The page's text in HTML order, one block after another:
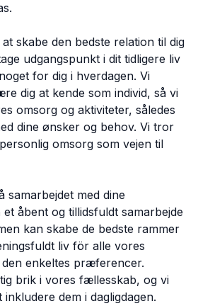
skabe den bedste relation til dig
udgangspunkt i dit tidligere liv
for dig i hverdagen. Vi
dig at kende som individ, så vi
omsorg og aktiviteter, således
dine ønsker og behov. Vi tror
omsorg som vejen til
med dine
åbent og tillidsfuldt samarbejde
kan skabe de bedste rammer
liv för alle vores
enkeltes præferencer.
brik i vores fællesskab, og vi
dem i dagligdagen.